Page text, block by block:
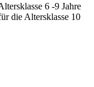
6 -9 Jahre
die Altersklasse 10